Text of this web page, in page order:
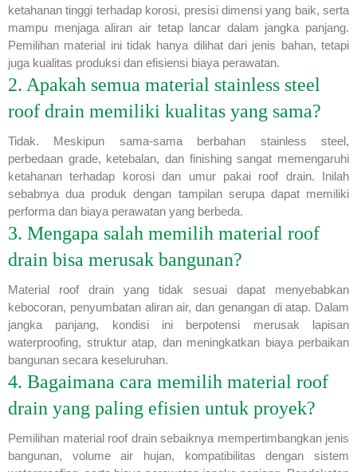
ketahanan tinggi terhadap korosi, presisi dimensi yang baik, serta
mampu menjaga aliran air tetap lancar dalam jangka panjang.
Pemilihan material ini tidak hanya dilihat dari jenis bahan, tetapi
juga kualitas produksi dan efisiensi biaya perawatan.
2. Apakah semua material stainless steel
roof drain memiliki kualitas yang sama?
Tidak. Meskipun sama-sama berbahan stainless steel,
perbedaan grade, ketebalan, dan finishing sangat memengaruhi
ketahanan terhadap korosi dan umur pakai roof drain. Inilah
sebabnya dua produk dengan tampilan serupa dapat memiliki
performa dan biaya perawatan yang berbeda.
3. Mengapa salah memilih material roof
drain bisa merusak bangunan?
Material roof drain yang tidak sesuai dapat menyebabkan
kebocoran, penyumbatan aliran air, dan genangan di atap. Dalam
jangka panjang, kondisi ini berpotensi merusak lapisan
waterproofing, struktur atap, dan meningkatkan biaya perbaikan
bangunan secara keseluruhan.
4. Bagaimana cara memilih material roof
drain yang paling efisien untuk proyek?
Pemilihan material roof drain sebaiknya mempertimbangkan jenis
bangunan, volume air hujan, kompatibilitas dengan sistem